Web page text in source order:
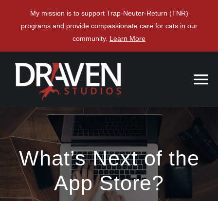
content
My mission is to support Trap-Neuter-Return (TNR)
programs and provide compassionate care for cats in our
community. Learn More
What’s Next of the
App Store?